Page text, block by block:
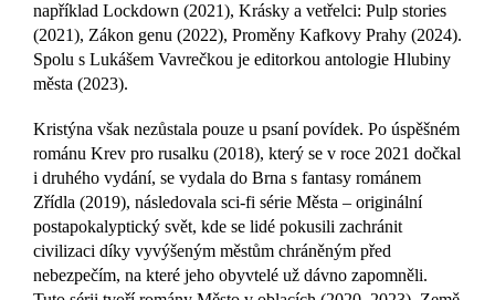
například Lockdown (2021), Krásky a vetřelci: Pulp stories
(2021), Zákon genu (2022), Proměny Kafkovy Prahy (2024).
Spolu s Lukášem Vavrečkou je editorkou antologie Hlubiny
města (2023).
Kristýna však nezůstala pouze u psaní povídek. Po úspěšném
románu Krev pro rusalku (2018), který se v roce 2021 dočkal
i druhého vydání, se vydala do Brna s fantasy románem
Zřídla (2019), následovala sci-fi série Města – originální
postapokalyptický svět, kde se lidé pokusili zachránit
civilizaci díky vyvýšeným městům chráněným před
nebezpečím, na které jeho obyvtelé už dávno zapomněli.